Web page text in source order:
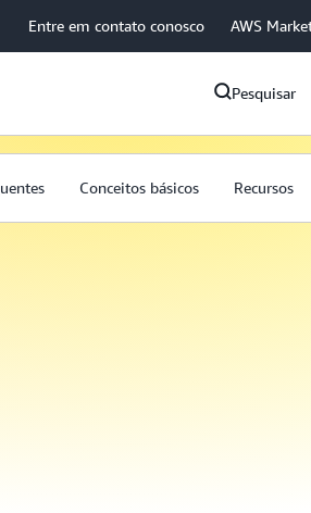
Entre em contato conosco AWS
Pesquisar
Conceitos básicos Recursos